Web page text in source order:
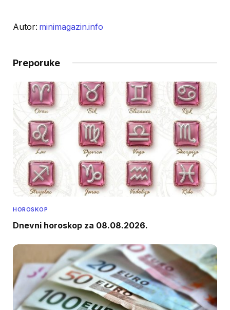
Autor: minimagazin.info
Preporuke
HOROSKOP
Dnevni horoskop za 08.08.2026.